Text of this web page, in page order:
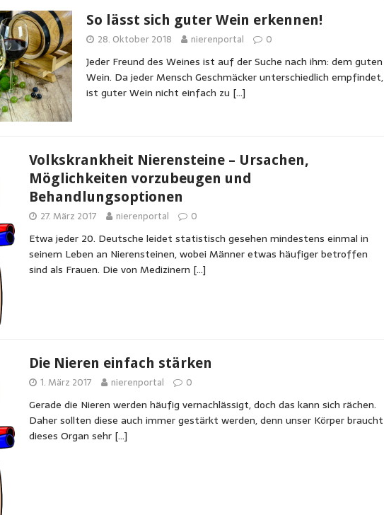
So lässt sich guter Wein erkennen!
28. Oktober 2018 nierenportal 0
Jeder Freund des Weines ist auf der Suche nach ihm: dem guten
Wein. Da jeder Mensch Geschmäcker unterschiedlich empfindet,
ist guter Wein nicht einfach zu […]
Volkskrankheit Nierensteine – Ursachen,
Möglichkeiten vorzubeugen und
Behandlungsoptionen
27. März 2017 nierenportal 0
Etwa jeder 20. Deutsche leidet statistisch gesehen mindestens einmal in
seinem Leben an Nierensteinen, wobei Männer etwas häufiger betroffen
sind als Frauen. Die von Medizinern […]
Die Nieren einfach stärken
1. März 2017 nierenportal 0
Gerade die Nieren werden häufig vernachlässigt, doch das kann sich rächen.
Daher sollten diese auch immer gestärkt werden, denn unser Körper braucht
dieses Organ sehr […]